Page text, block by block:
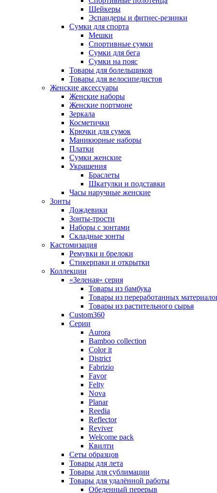
Шейкеры
Эспандеры и фитнес-резинки
Сумки для спорта
Мешки
Спортивные сумки
Сумки для бега
Сумки на пояс
Товары для болельщиков
Товары для велосипедистов
Женские аксессуары
Женские наборы
Женские портмоне
Зеркала
Косметички
Крючки для сумок
Маникюрные наборы
Платки
Сумки женские
Украшения
Браслеты
Шкатулки и подставки
Часы наручные женские
Зонты
Дождевики
Зонты-трости
Наборы с зонтами
Складные зонты
Кастомизация
Ремувки и брелоки
Стикерпаки и открытки
Коллекции
«Зеленая» серия
Товары из бамбука
Товары из переработанных
Товары из растительного сырья
Custom360
Серии
Aurora
Bamboo collection
Color it
District
Fabrizio
Favor
Felty
Nova
Planar
Reedia
Reflector
Reviver
Welcome pack
Квилти
Сеты образцов
Товары для лета
Товары для сублимации
Товары для удалённой работы
Обеденный перерыв